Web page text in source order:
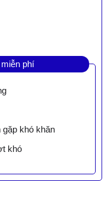
phí
gặp khó khăn
khó